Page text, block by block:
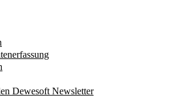
Dewesoft Newsletter